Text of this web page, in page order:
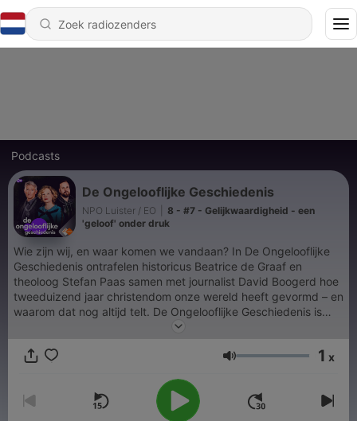
Podcasts
De Ongelooflijke Geschiedenis
NPO Luister / EO
8 - #7 - Gelijkwaardigheid - een
'geloof' onder druk
Wie zijn wij, en waar komen we vandaan? In De Ongelooflijke
Geschiedenis ontrafelen historicus Beatrice de Graaf en
theoloog Stefan Paas samen met journalist David Boogerd hoe
tweeduizend jaar christendom onze wereld heeft gevormd – en
waarom dat nog altijd telt. De Ongelooflijke Geschiedenis is
een zevendelige, adembenemende tocht door ons verleden.
Volume 1 x